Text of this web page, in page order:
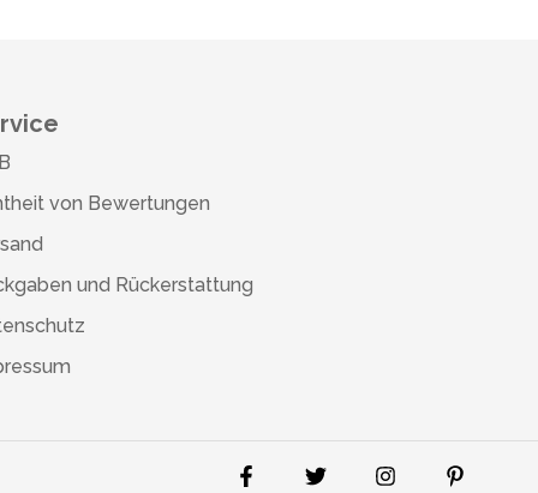
von Bewertungen
und Rückerstattung